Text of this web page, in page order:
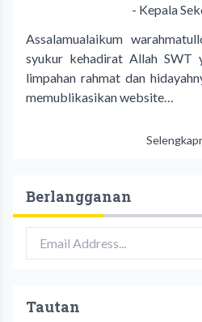
- Kepala
Assalamualaikum
syukur kehadirat Allah SWT
limpahan rahmat dan
memublikasikan website…
Berlangganan
Tautan